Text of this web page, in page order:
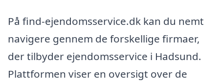
På find-ejendomsservice.dk kan du nemt
navigere gennem de forskellige firmaer,
der tilbyder ejendomsservice i Hadsund.
Plattformen viser en oversigt over de